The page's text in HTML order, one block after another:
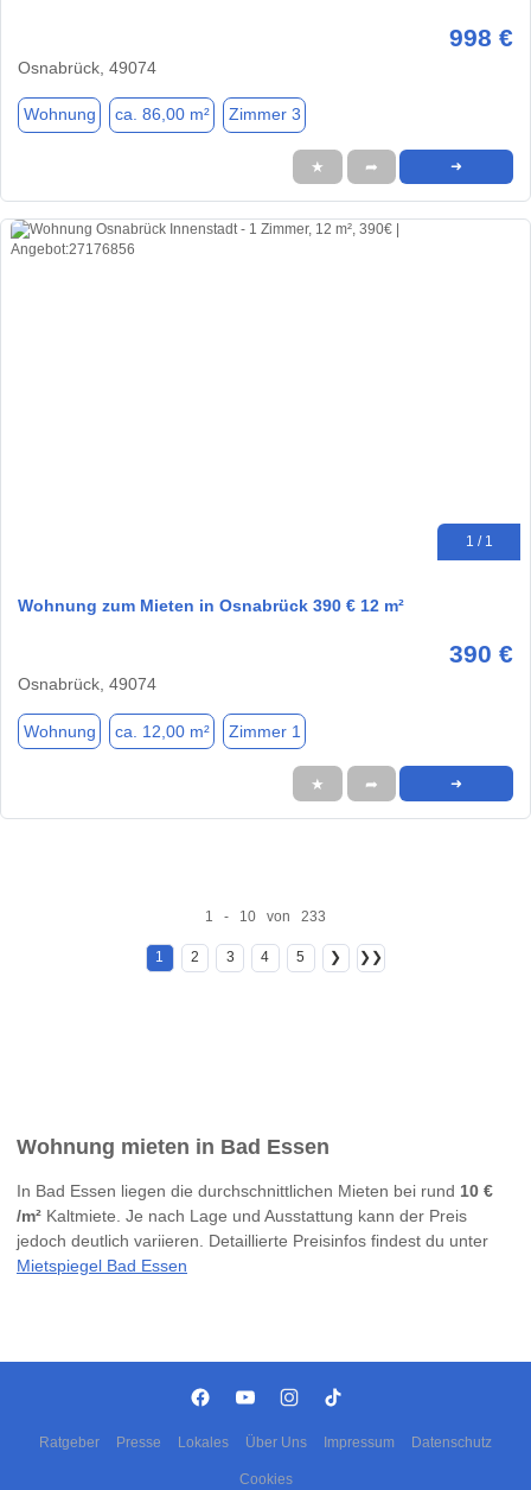
998 €
Osnabrück, 49074
Wohnung ca. 86,00 m² Zimmer 3
★ ➦ ➜
1 / 1
Wohnung zum Mieten in Osnabrück 390 € 12 m²
390 €
Osnabrück, 49074
Wohnung ca. 12,00 m² Zimmer 1
★ ➦ ➜
1 - 10 von 233
1 2 3 4 5 ❯ ❯❯
Wohnung mieten in Bad Essen
In Bad Essen liegen die durchschnittlichen Mieten bei rund 10 €
/m² Kaltmiete. Je nach Lage und Ausstattung kann der Preis
jedoch deutlich variieren. Detaillierte Preisinfos findest du unter
Mietspiegel Bad Essen
Ratgeber Presse Lokales Über Uns Impressum Datenschutz
Cookies